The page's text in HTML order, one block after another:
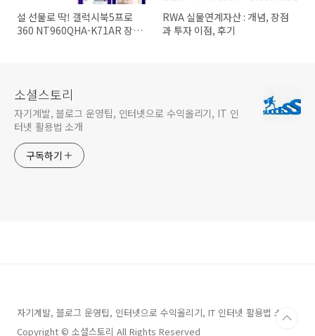
설 선물로 딱! 갤럭시북5프로
360 NT960QHA-K71AR 장단
RWA 실물연계자산 : 개념, 장점
과 투자 이점, 후기
소셜스토리
자기계발, 블로그 운영팁, 인터넷으로 수익올리기, IT 인
터넷 활용법 소개
구독하기
자기계발, 블로그 운영팁, 인터넷으로 수익올리기, IT 인터넷 활용법 소개
Copyright © 소셜스토리 All Rights Reserved